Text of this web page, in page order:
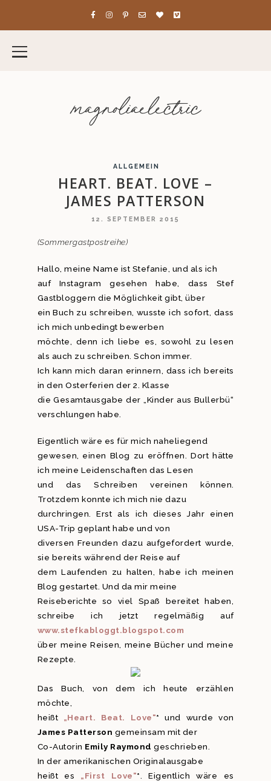
magnoliaelectric
ALLGEMEIN
HEART. BEAT. LOVE –
JAMES PATTERSON
12. SEPTEMBER 2015
(Sommergastpostreihe)
Hallo, meine Name ist Stefanie, und als ich
auf Instagram gesehen habe, dass Stef
Gastbloggern die Möglichkeit gibt, über
ein Buch zu schreiben, wusste ich sofort, dass
ich mich unbedingt bewerben
möchte, denn ich liebe es, sowohl zu lesen
als auch zu schreiben. Schon immer.
Ich kann mich daran erinnern, dass ich bereits
in den Osterferien der 2. Klasse
die Gesamtausgabe der „Kinder aus Bullerbü“
verschlungen habe.
Eigentlich wäre es für mich naheliegend
gewesen, einen Blog zu eröffnen. Dort hätte
ich meine Leidenschaften das Lesen
und das Schreiben vereinen können.
Trotzdem konnte ich mich nie dazu
durchringen. Erst als ich dieses Jahr einen
USA-Trip geplant habe und von
diversen Freunden dazu aufgefordert wurde,
sie bereits während der Reise auf
dem Laufenden zu halten, habe ich meinen
Blog gestartet. Und da mir meine
Reiseberichte so viel Spaß bereitet haben,
schreibe ich jetzt regelmäßig auf
www.stefkabloggt.blogspot.com
über meine Reisen, meine Bücher und meine
Rezepte.
Das Buch, von dem ich heute erzählen
möchte,
heißt „Heart. Beat. Love“* und wurde von
James Patterson gemeinsam mit der
Co-Autorin Emily Raymond geschrieben.
In der amerikanischen Originalausgabe
heißt es „First Love“* . Eigentlich wäre es